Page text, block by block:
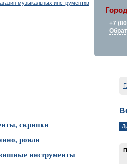
+7
скрипки
рояли
инструменты